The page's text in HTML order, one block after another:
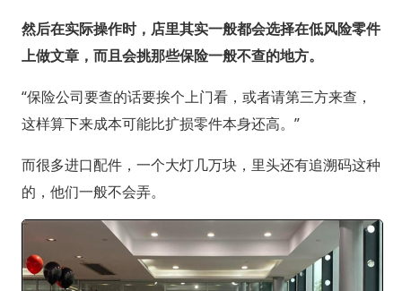
然后在实际操作时，店里其实一般都会选择在低风险零件
上做文章，而且会挑那些保险一般不查的地方。
“保险公司要查的话要挨个上门看，或者请第三方来查，
这样算下来成本可能比扩损零件本身还高。”
而很多进口配件，一个大灯几万块，里头还有追溯码这种
的，他们一般不会弄。